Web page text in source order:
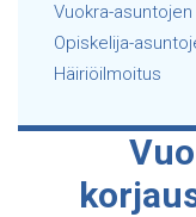
Vuokra-
Opiskelija-
Häiriöilmoitus